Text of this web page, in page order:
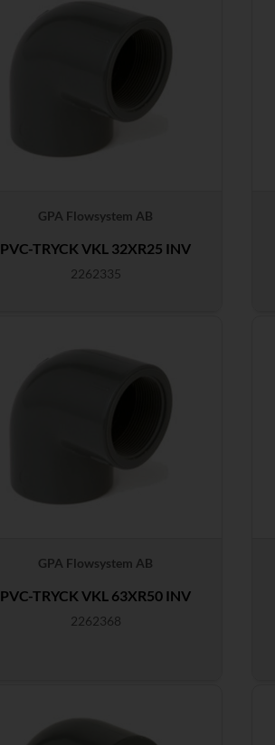
GPA Flowsystem AB
PVC-TRYCK VKL 32XR25 INV
2262335
GPA Flowsystem AB
PVC-TRYCK VKL 63XR50 INV
2262368